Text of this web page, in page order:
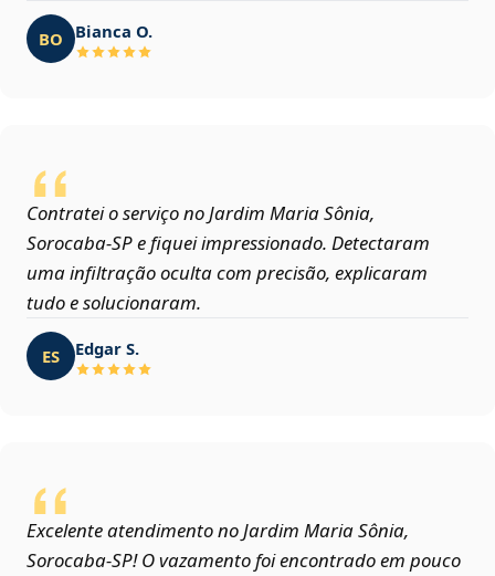
BO Bianca O.
Contratei o serviço no Jardim Maria Sônia,
Sorocaba‑SP e fiquei impressionado. Detectaram
uma infiltração oculta com precisão, explicaram
tudo e solucionaram.
ES Edgar S.
Excelente atendimento no Jardim Maria Sônia,
Sorocaba‑SP! O vazamento foi encontrado em pouco